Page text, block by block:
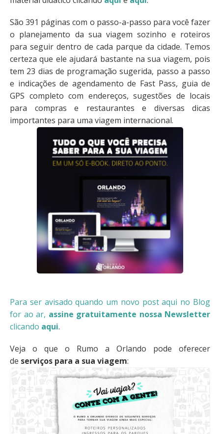
São 391 páginas com o passo-a-passo para você fazer
o planejamento da sua viagem sozinho e roteiros
para seguir dentro de cada parque da cidade. Temos
certeza que ele ajudará bastante na sua viagem, pois
tem 23 dias de programação sugerida, passo a passo
e indicações de agendamento de Fast Pass, guia de
GPS completo com endereços, sugestões de locais
para compras e restaurantes e diversas dicas
importantes para uma viagem internacional.
Para ser avisado quando um novo post aqui no Blog
for ao ar, assine gratuitamente nossa Newsletter
clicando aqui.
Veja o que o Rumo a Orlando pode oferecer
de serviços para a sua viagem: